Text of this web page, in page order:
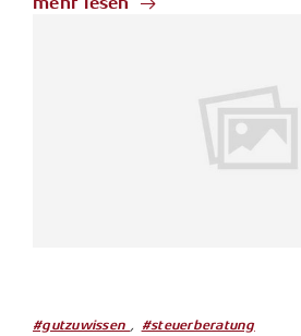
#gutzuwissen , #steuerberatung